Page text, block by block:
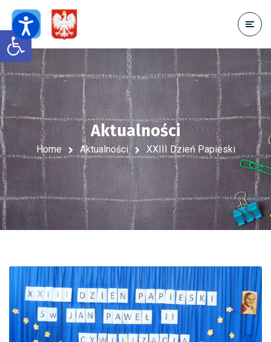
Open toolbar
Aktualności
Home Aktualności XXIII Dzień Papieski